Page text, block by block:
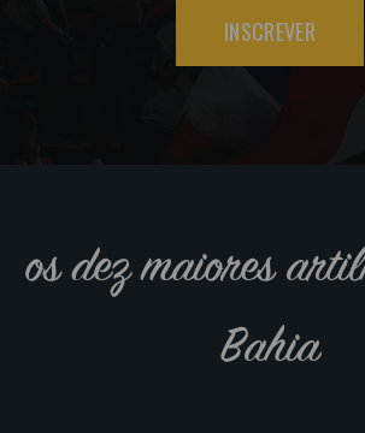
INSCREVER
os dez maiores
Bahia